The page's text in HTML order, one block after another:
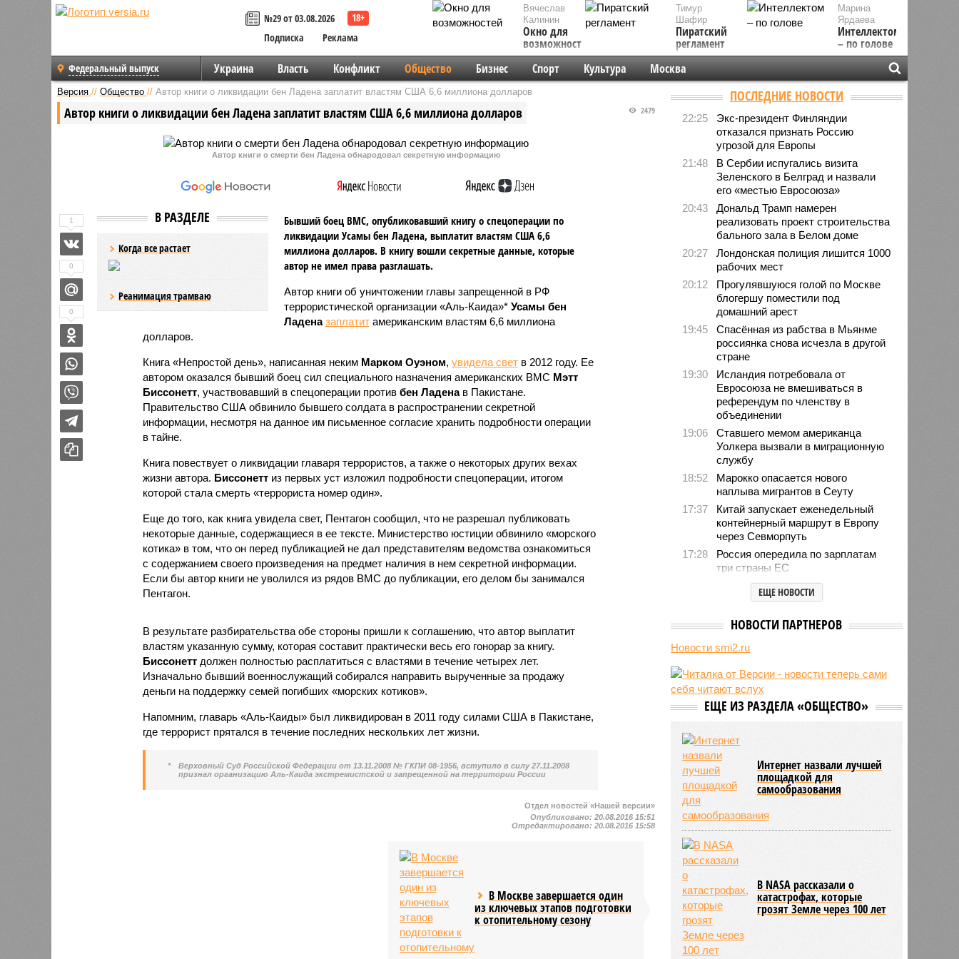
№29 от 03.08.2026
Подписка
Реклама
Вячеслав
Калинин
Окно для
возможностей
Марина
Ярдаева
Интеллектом
– по голове
Тимур
Шафир
Пиратский
регламент
Федеральный выпуск Украина Власть Конфликт Общество Бизнес Спорт Культура Москва
Версия // Общество // Автор книги о ликвидации бен Ладена заплатит властям США 6,6 миллиона долларов
Автор книги о ликвидации бен Ладена заплатит властям США 6,6 миллиона долларов 2479
Автор книги о смерти бен Ладена обнародовал секретную информацию
В РАЗДЕЛЕ
Когда все растает
Реанимация трамваю
Бывший боец ВМС, опубликовавший книгу о спецоперации по
ликвидации Усамы бен Ладена, выплатит властям США 6,6
миллиона долларов. В книгу вошли секретные данные, которые
автор не имел права разглашать.
Автор книги об уничтожении главы запрещенной в РФ
террористической организации «Аль-Каида»* Усамы бен
Ладена заплатитамериканским властям 6,6 миллиона
долларов.
Книга «Непростой день», написанная неким Марком Оуэном, увидела светв 2012 году. Ее
автором оказался бывший боец сил специального назначения американских ВМС Мэтт
Биссонетт, участвовавший в спецоперации против бен Ладенав Пакистане.
Правительство США обвинило бывшего солдата в распространении секретной
информации, несмотря на данное им письменное согласие хранить подробности операции
в тайне.
Книга повествует о ликвидации главаря террористов, а также о некоторых других вехах
жизни автора. Биссонеттиз первых уст изложил подробности спецоперации, итогом
которой стала смерть «террориста номер один».
Еще до того, как книга увидела свет, Пентагон сообщил, что не разрешал публиковать
некоторые данные, содержащиеся в ее тексте. Министерство юстиции обвинило «морского
котика» в том, что он перед публикацией не дал представителям ведомства ознакомиться
с содержанием своего произведения на предмет наличия в нем секретной информации.
Если бы автор книги не уволился из рядов ВМС до публикации, его делом бы занимался
Пентагон.
В результате разбирательства обе стороны пришли к соглашению, что автор выплатит
властям указанную сумму, которая составит практически весь его гонорар за книгу.
Биссонеттдолжен полностью расплатиться с властями в течение четырех лет.
Изначально бывший военнослужащий собирался направить вырученные за продажу
деньги на поддержку семей погибших «морских котиков».
Напомним, главарь «Аль-Каиды» был ликвидирован в 2011 году силами США в Пакистане,
где террорист прятался в течение последних нескольких лет жизни.
*
Верховный Суд Российской Федерации от 13.11.2008 № ГКПИ 08-1956, вступило в силу 27.11.2008
признал организацию Аль-Каида экстремистской и запрещенной на территории России
1
0
0
Отдел новостей «Нашей версии»
Опубликовано:20.08.2016 15:51
Отредактировано:20.08.2016 15:58
В Москве завершается один
из ключевых этапов подготовки
к отопительному сезону
ПОСЛЕДНИЕ НОВОСТИ
22:25
Экс-президент Финляндии
отказался признать Россию
угрозой для Европы
21:48
В Сербии испугались визита
Зеленского в Белград и назвали
его «местью Евросоюза»
20:43
Дональд Трамп намерен
реализовать проект строительства
бального зала в Белом доме
20:27
Лондонская полиция лишится 1000
рабочих мест
20:12
Прогулявшуюся голой по Москве
блогершу поместили под
домашний арест
19:45
Спасённая из рабства в Мьянме
россиянка снова исчезла в другой
стране
19:30
Исландия потребовала от
Евросоюза не вмешиваться в
референдум по членству в
объединении
19:06
Ставшего мемом американца
Уолкера вызвали в миграционную
службу
18:52
Марокко опасается нового
наплыва мигрантов в Сеуту
17:37
Китай запускает еженедельный
контейнерный маршрут в Европу
через Севморпуть
17:28
Россия опередила по зарплатам
три страны ЕС
Александр Лукашенко призвал
белорусов скупать пустующие
14:49
Девушка объяснила убийство
трёхмесячного сына
увеличение пенсий детям,
потерявшим родителей
13:56
Финляндия захотела использовать
ЕЩЕ НОВОСТИ
НОВОСТИ ПАРТНЕРОВ
Новости smi2.ru
ЕЩЕ ИЗ РАЗДЕЛА «ОБЩЕСТВО»
Интернет назвали лучшей
площадкой для
самообразования
В NASA рассказали о
катастрофах, которые
грозят Земле через 100 лет